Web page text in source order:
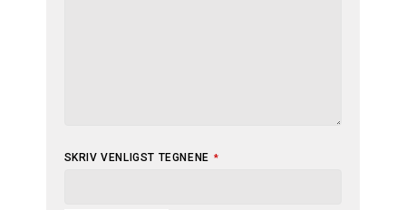
YOUR
SKRIV VENLIGST TEGNENE *